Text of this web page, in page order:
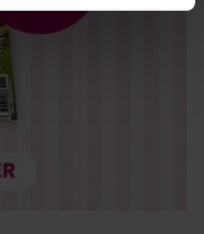
advertenties te
media te bieden
Ook delen we
site met onze
en analyse. Deze